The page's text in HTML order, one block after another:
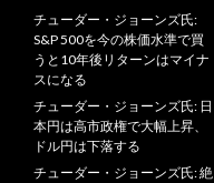
チューダー・ジョーンズ氏:
S&P 500を今の株価水準で買
うと10年後リターンはマイナ
スになる
チューダー・ジョーンズ氏: 日
本円は高市政権で大幅上昇、
ドル円は下落する
チューダー・ジョーンズ氏: 絶